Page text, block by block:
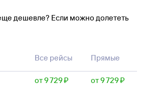
дешевле? Если можно долететь
Все рейсы Прямые
от 9 ⁠729 ⁠₽ от 9 ⁠729 ⁠₽